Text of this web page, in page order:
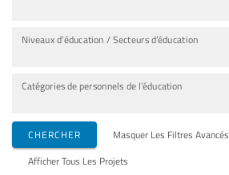
Niveaux d’éducation / Secteurs d’éducation
Catégories de personnels de l’éducation
CHERCHER Masquer Les Filtres Avancés
Afficher Tous Les Projets